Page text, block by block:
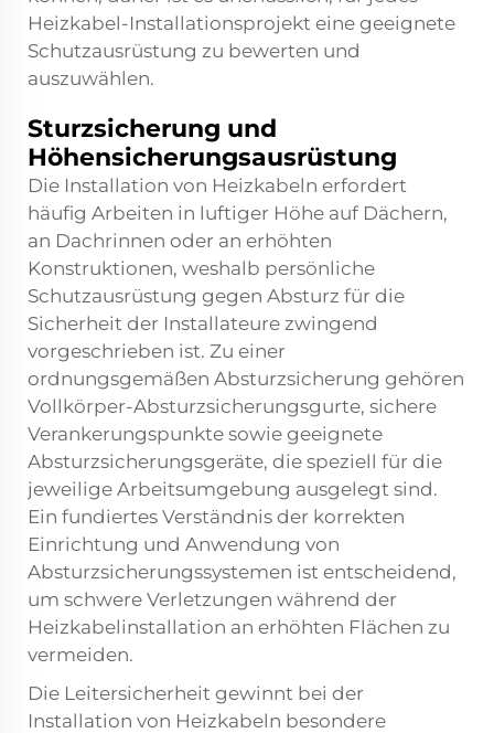
Heizkabel-Installationsprojekt eine geeignete
Schutzausrüstung zu bewerten und
auszuwählen.
Sturzsicherung und
Höhensicherungsausrüstung
Die Installation von Heizkabeln erfordert
häufig Arbeiten in luftiger Höhe auf Dächern,
an Dachrinnen oder an erhöhten
Konstruktionen, weshalb persönliche
Schutzausrüstung gegen Absturz für die
Sicherheit der Installateure zwingend
vorgeschrieben ist. Zu einer
ordnungsgemäßen Absturzsicherung gehören
Vollkörper-Absturzsicherungsgurte, sichere
Verankerungspunkte sowie geeignete
Absturzsicherungsgeräte, die speziell für die
jeweilige Arbeitsumgebung ausgelegt sind.
Ein fundiertes Verständnis der korrekten
Einrichtung und Anwendung von
Absturzsicherungssystemen ist entscheidend,
um schwere Verletzungen während der
Heizkabelinstallation an erhöhten Flächen zu
vermeiden.
Die Leitersicherheit gewinnt bei der
Installation von Heizkabeln besondere